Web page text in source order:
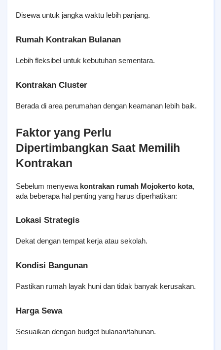
Disewa untuk jangka waktu lebih panjang.
Rumah Kontrakan Bulanan
Lebih fleksibel untuk kebutuhan sementara.
Kontrakan Cluster
Berada di area perumahan dengan keamanan lebih baik.
Faktor yang Perlu
Dipertimbangkan Saat Memilih
Kontrakan
Sebelum menyewa kontrakan rumah Mojokerto kota,
ada beberapa hal penting yang harus diperhatikan:
Lokasi Strategis
Dekat dengan tempat kerja atau sekolah.
Kondisi Bangunan
Pastikan rumah layak huni dan tidak banyak kerusakan.
Harga Sewa
Sesuaikan dengan budget bulanan/tahunan.